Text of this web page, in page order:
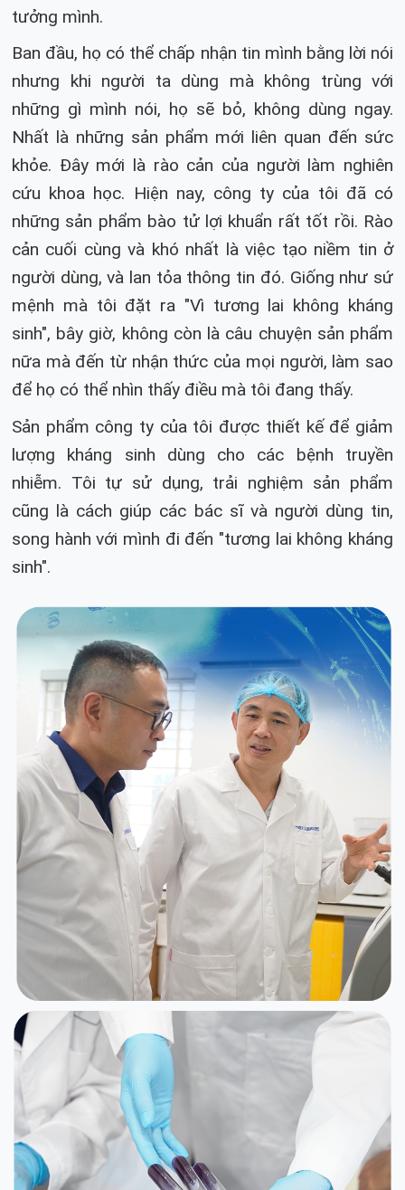
tưởng mình.
Ban đầu, họ có thể chấp nhận tin mình bằng lời nói
nhưng khi người ta dùng mà không trùng với
những gì mình nói, họ sẽ bỏ, không dùng ngay.
Nhất là những sản phẩm mới liên quan đến sức
khỏe. Đây mới là rào cản của người làm nghiên
cứu khoa học. Hiện nay, công ty của tôi đã có
những sản phẩm bào tử lợi khuẩn rất tốt rồi. Rào
cản cuối cùng và khó nhất là việc tạo niềm tin ở
người dùng, và lan tỏa thông tin đó. Giống như sứ
mệnh mà tôi đặt ra "Vì tương lai không kháng
sinh", bây giờ, không còn là câu chuyện sản phẩm
nữa mà đến từ nhận thức của mọi người, làm sao
để họ có thể nhìn thấy điều mà tôi đang thấy.
Sản phẩm công ty của tôi được thiết kế để giảm
lượng kháng sinh dùng cho các bệnh truyền
nhiễm. Tôi tự sử dụng, trải nghiệm sản phẩm
cũng là cách giúp các bác sĩ và người dùng tin,
song hành với mình đi đến "tương lai không kháng
sinh".